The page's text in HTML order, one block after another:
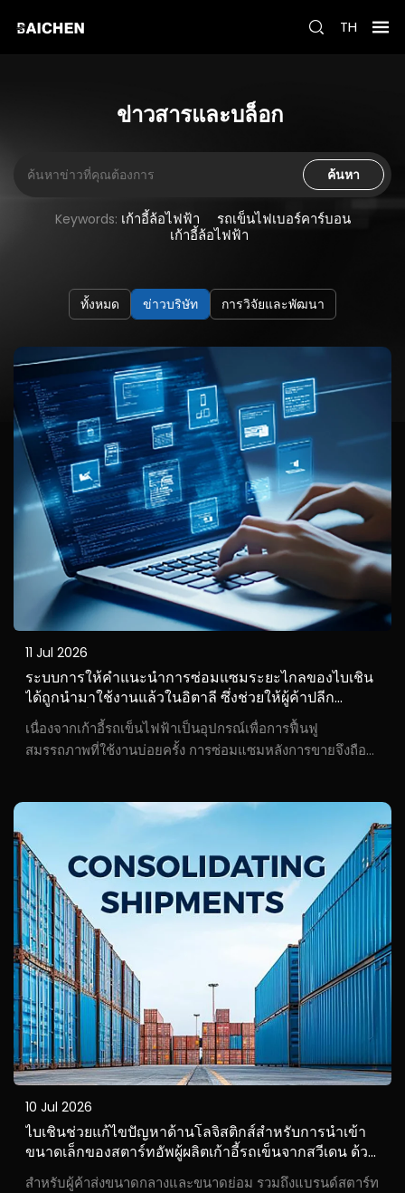
TH
ข่าวสารและบล็อก
ค้นหา
Keywords: เก้าอี้ล้อไฟฟ้า
รถเข็นไฟเบอร์คาร์บอน
เก้าอี้ล้อไฟฟ้า
ทั้งหมด ข่าวบริษัท การวิจัยและพัฒนา
11 Jul 2026
ระบบการให้คำแนะนำการซ่อมแซมระยะไกลของไบเชิน
ได้ถูกนำมาใช้งานแล้วในอิตาลี ซึ่งช่วยให้ผู้ค้าปลีก
ออนไลน์ที่ไม่มีศักยภาพในการซ่อมแซมภายในองค์กร
สามารถให้บริการสนับสนุนหลังการขายอย่างต่อเนื่อง
เนื่องจากเก้าอี้รถเข็นไฟฟ้าเป็นอุปกรณ์เพื่อการฟื้นฟู
สมรรถภาพที่ใช้งานบ่อยครั้ง การซ่อมแซมหลังการขายจึงถือ
ประเทศบางรายไม่ได้มีทีมช่างผู้เชี่ยวชาญด้านการซ่อมแซม
ผ่านระบบมาตรฐาน...
10 Jul 2026
ไบเชินช่วยแก้ไขปัญหาด้านโลจิสติกส์สำหรับการนำเข้า
ขนาดเล็กของสตาร์ทอัพผู้ผลิตเก้าอี้รถเข็นจากสวีเดน ด้วย
บริการจัดส่งรวมและดำเนินพิธีการศุลกากร
สำหรับผู้ค้าส่งขนาดกลางและขนาดย่อม รวมถึงแบรนด์สตาร์ท